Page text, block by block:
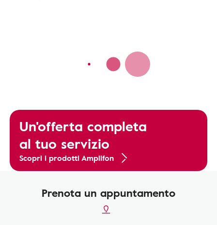
Un'offerta completa
al tuo servizio
Scopri i prodotti Amplifon
Prenota un appuntamento